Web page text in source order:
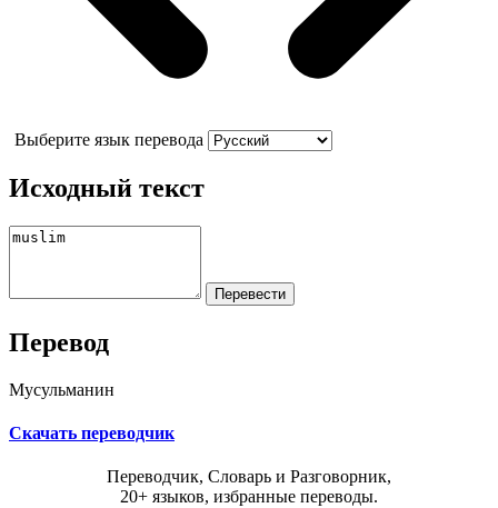
Выберите язык перевода
Исходный текст
Перевод
Мусульманин
Скачать переводчик
Переводчик, Словарь и Разговорник,
20+ языков, избранные переводы.